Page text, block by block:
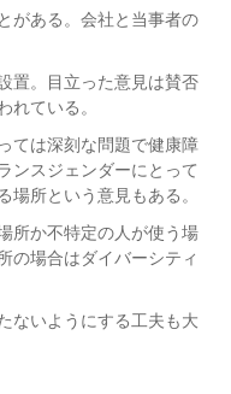
がある。会社と当事者の
置。目立った意見は賛否
れている。
ては深刻な問題で健康障
ンスジェンダーにとって
場所という意見もある。
所か不特定の人が使う場
の場合はダイバーシティ
ないようにする工夫も大